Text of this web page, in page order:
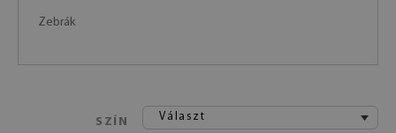
Zebrák
SZÍN Választ